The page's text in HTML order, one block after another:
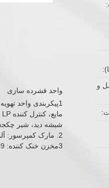
و
واحد فشرده سازی
1پیکربندی واحد
شیشه دید، شیر
2. مارک کمپرسور: آلمان کمپرسور اصلی
3مخزن خنک کننده: R404A، R449